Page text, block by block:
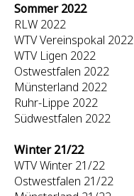
Sommer 2022
RLW 2022
WTV Vereinspokal 2022
WTV Ligen 2022
Ostwestfalen 2022
Münsterland 2022
Ruhr-Lippe 2022
Südwestfalen 2022
Winter 21/22
WTV Winter 21/22
Ostwestfalen 21/22